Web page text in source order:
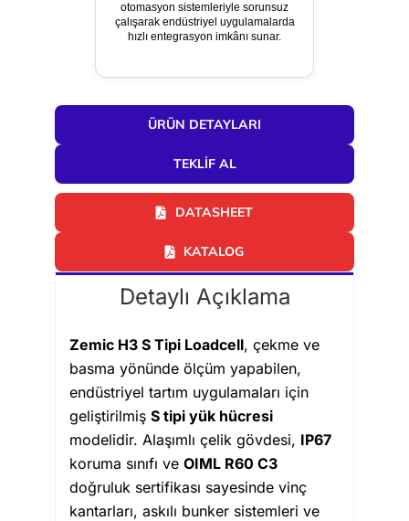
otomasyon sistemleriyle sorunsuz
çalışarak endüstriyel uygulamalarda
hızlı entegrasyon imkânı sunar.
ÜRÜN DETAYLARI
TEKLIF AL
DATASHEET
KATALOG
Detaylı Açıklama
Zemic H3 S Tipi Loadcell, çekme ve
basma yönünde ölçüm yapabilen,
endüstriyel tartım uygulamaları için
geliştirilmiş S tipi yük hücresi
modelidir. Alaşımlı çelik gövdesi, IP67
koruma sınıfı ve OIML R60 C3
doğruluk sertifikası sayesinde vinç
kantarları, askılı bunker sistemleri ve